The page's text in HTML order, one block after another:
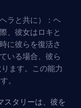
ヘラ と共に）：ヘ
、彼女はロキと
に彼らを復活さ
いる場合、彼ら
ます。この能力
。
スタリーは、彼を